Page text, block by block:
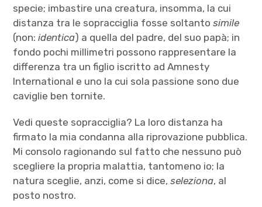
specie; imbastire una creatura, insomma, la cui
distanza tra le sopracciglia fosse soltantosimile
(non:identica) a quella del padre, del suo papà; in
fondo pochi millimetri possono rappresentare la
differenza tra un figlio iscritto ad Amnesty
International e uno la cui sola passione sono due
caviglie ben tornite.
Vedi queste sopracciglia? La loro distanza ha
firmato la mia condanna alla riprovazione pubblica.
Mi consolo ragionando sul fatto che nessuno può
scegliere la propria malattia, tantomeno io; la
natura sceglie, anzi, come si dice,seleziona, al
posto nostro.